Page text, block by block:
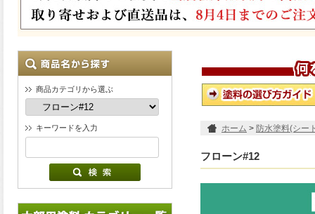
商品カテゴリから選ぶ
キーワードを入力 ホーム > 防水塗料(シー
フローン#12